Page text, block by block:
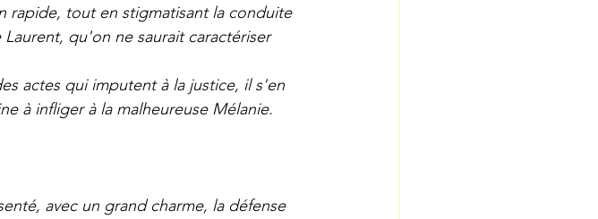
rapide, tout en stigmatisant la conduite
qu'on ne saurait caractériser
actes qui imputent à la justice, il s'en
à infliger à la malheureuse Mélanie.
avec un grand charme, la défense